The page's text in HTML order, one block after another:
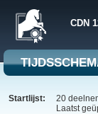
CDN
Startlijst:
20
Laatst